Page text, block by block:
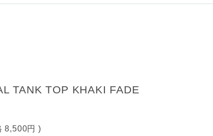
TANK TOP KHAKI FADE
8,500円 )